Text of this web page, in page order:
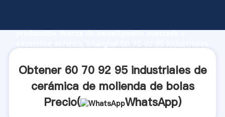
producción, fuerza de investigación avanzada y
valor y aporta valores a todos los clientes.
Obtener 60 70 92 95 industriales de
cerámica de molienda de bolas
Precio(
WhatsApp)